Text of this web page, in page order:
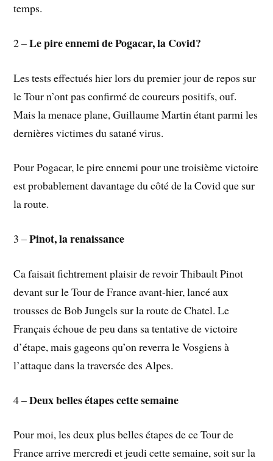
temps.
2 –Le pire ennemi de Pogacar, la Covid?
Les tests effectués hier lors du premier jour de repos sur
le Tour n’ont pas confirmé de coureurs positifs, ouf.
Mais la menace plane, Guillaume Martin étant parmi les
dernières victimes du satané virus.
Pour Pogacar, le pire ennemi pour une troisième victoire
est probablement davantage du côté de la Covid que sur
la route.
3 –Pinot, la renaissance
Ca faisait fichtrement plaisir de revoir Thibault Pinot
devant sur le Tour de France avant-hier, lancé aux
trousses de Bob Jungels sur la route de Chatel. Le
Français échoue de peu dans sa tentative de victoire
d’étape, mais gageons qu’on reverra le Vosgiens à
l’attaque dans la traversée des Alpes.
4 –Deux belles étapes cette semaine
Pour moi, les deux plus belles étapes de ce Tour de
France arrive mercredi et jeudi cette semaine, soit sur la